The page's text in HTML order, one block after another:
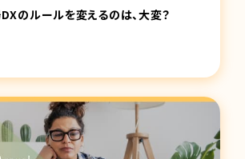
のルールを変えるのは、大変？